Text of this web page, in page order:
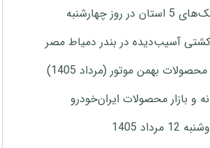
چهارشنبه
آسیب‌دیده در بندر دمیاط مصر
بهمن موتور (مرداد 1405)
و بازار محصولات ایران‌خودرو
1405